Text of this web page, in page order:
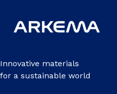
Innovative materials
for a sustainable world